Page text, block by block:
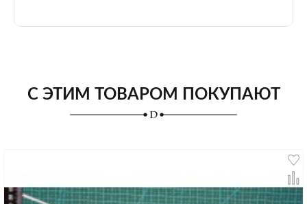
С ЭТИМ ТОВАРОМ ПОКУПАЮТ